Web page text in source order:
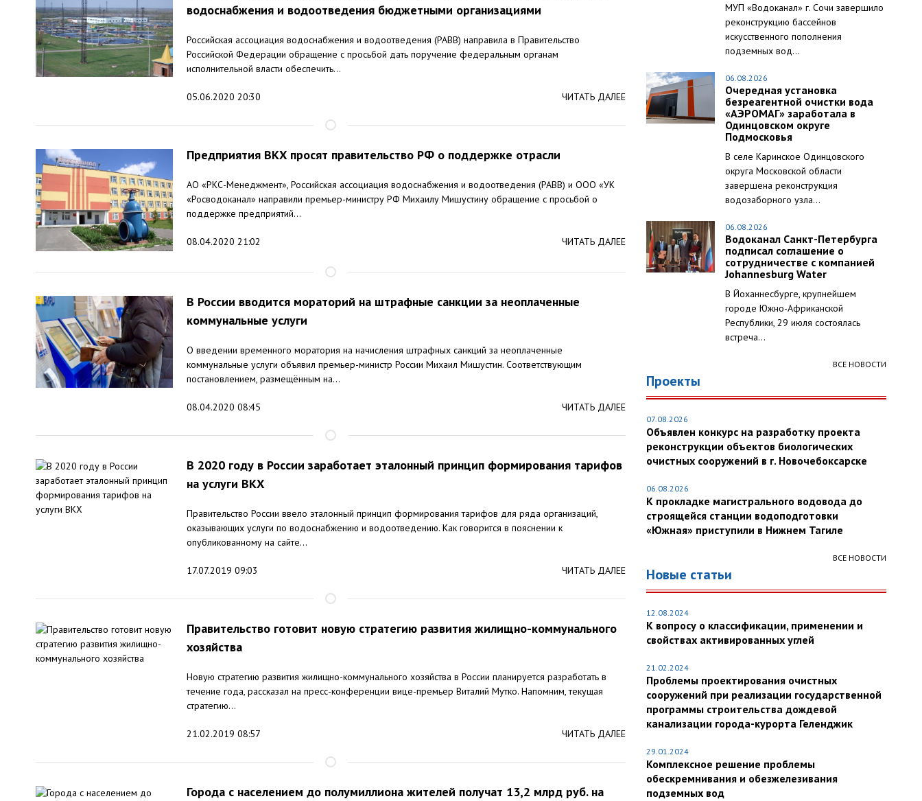
водоснабжения и водоотведения бюджетными организациями
Российская ассоциация водоснабжения и водоотведения (РАВВ) направила в Правительство
Российской Федерации обращение с просьбой дать поручение федеральным органам
исполнительной власти обеспечить...
05.06.2020 20:30 ЧИТАТЬ ДАЛЕЕ
Предприятия ВКХ просят правительство РФ о поддержке отрасли
АО «РКС-Менеджмент», Российская ассоциация водоснабжения и водоотведения (РАВВ) и ООО «УК
«Росводоканал» направили премьер-министру РФ Михаилу Мишустину обращение с просьбой о
поддержке предприятий...
08.04.2020 21:02 ЧИТАТЬ ДАЛЕЕ
В России вводится мораторий на штрафные санкции за неоплаченные
коммунальные услуги
О введении временного моратория на начисления штрафных санкций за неоплаченные
коммунальные услуги объявил премьер-министр России Михаил Мишустин. Соответствующим
постановлением, размещённым на...
08.04.2020 08:45 ЧИТАТЬ ДАЛЕЕ
В 2020 году в России заработает эталонный принцип формирования тарифов
на услуги ВКХ
Правительство России ввело эталонный принцип формирования тарифов для ряда организаций,
оказывающих услуги по водоснабжению и водоотведению. Как говорится в пояснении к
опубликованному на сайте...
17.07.2019 09:03 ЧИТАТЬ ДАЛЕЕ
Правительство готовит новую стратегию развития жилищно-коммунального
хозяйства
Новую стратегию развития жилищно-коммунального хозяйства в России планируется разработать в
течение года, рассказал на пресс-конференции вице-премьер Виталий Мутко. Напомним, текущая
стратегию...
21.02.2019 08:57 ЧИТАТЬ ДАЛЕЕ
Города с населением до полумиллиона жителей получат 13,2 млрд руб. на
МУП «Водоканал» г. Сочи завершило
реконструкцию бассейнов
искусственного пополнения
подземных вод...
06.08.2026
Очередная установка
безреагентной очистки вода
«АЭРОМАГ» заработала в
Одинцовском округе
Подмосковья
В селе Каринское Одинцовского
округа Московской области
завершена реконструкция
водозаборного узла...
06.08.2026
Водоканал Санкт-Петербурга
подписал соглашение о
сотрудничестве с компанией
Johannesburg Water
В Йоханнесбурге, крупнейшем
городе Южно-Африканской
Республики, 29 июля состоялась
встреча...
ВСЕ НОВОСТИ
Проекты
07.08.2026
Объявлен конкурс на разработку проекта
реконструкции объектов биологических
очистных сооружений в г. Новочебоксарске
06.08.2026
К прокладке магистрального водовода до
строящейся станции водоподготовки
«Южная» приступили в Нижнем Тагиле
ВСЕ НОВОСТИ
Новые статьи
12.08.2024
К вопросу о классификации, применении и
свойствах активированных углей
21.02.2024
Проблемы проектирования очистных
сооружений при реализации государственной
программы строительства дождевой
канализации города-курорта Геленджик
29.01.2024
Комплексное решение проблемы
обескремнивания и обезжелезивания
подземных вод